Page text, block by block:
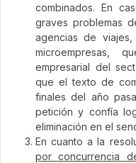
combinados. En
graves problemas
agencias de
microempresas,
empresarial del
que el texto de
finales del año
petición y confía
eliminación en el
En cuanto a la
por concurrencia